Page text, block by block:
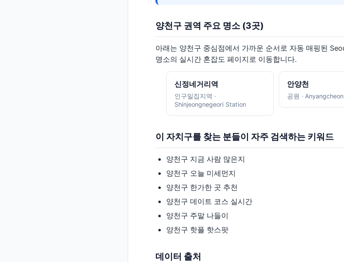
양천구 권역 주요 명소 (3곳)
아래는 양천구 중심점에서 가까운 순서로 자동 매핑된
명소의 실시간 혼잡도 페이지로 이동합니다.
신정네거리역
인구밀집지역 ·
Shinjeongnegeori Station
안양천
공원 ·
이 자치구를 찾는 분들이 자주 검색하는 키워드
양천구 지금 사람 많은지
양천구 오늘 미세먼지
양천구 한가한 곳 추천
양천구 데이트 코스 실시간
양천구 주말 나들이
양천구 핫플 핫스팟
데이터 출처